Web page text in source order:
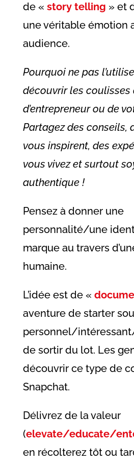
de « story telling » et
une véritable émotion
audience.
Pourquoi ne pas
découvrir les coulisses
d’entrepreneur ou de
Partagez des conseils,
vous inspirent, des
vous vivez et surtout
authentique !
Pensez à donner une
personnalité/une
marque au travers
humaine.
L’idée est de «
aventure de starter
personnel/
de sortir du lot. Les
découvrir ce type de
Snapchat.
Délivrez de la valeur
(elevate/educate/
en récolterez tôt ou